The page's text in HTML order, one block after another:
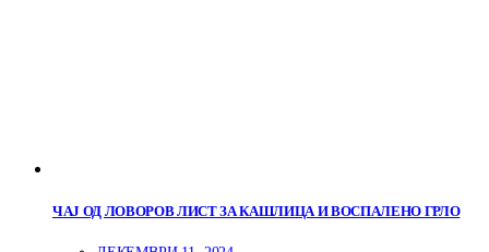
ЧАЈ ОД ЛОВОРОВ ЛИСТ ЗА КАШЛИЦА И ВОСПАЛЕНО ГРЛО